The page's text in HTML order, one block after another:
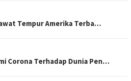
Tempur Amerika Terba…
Corona Terhadap Dunia Pen…